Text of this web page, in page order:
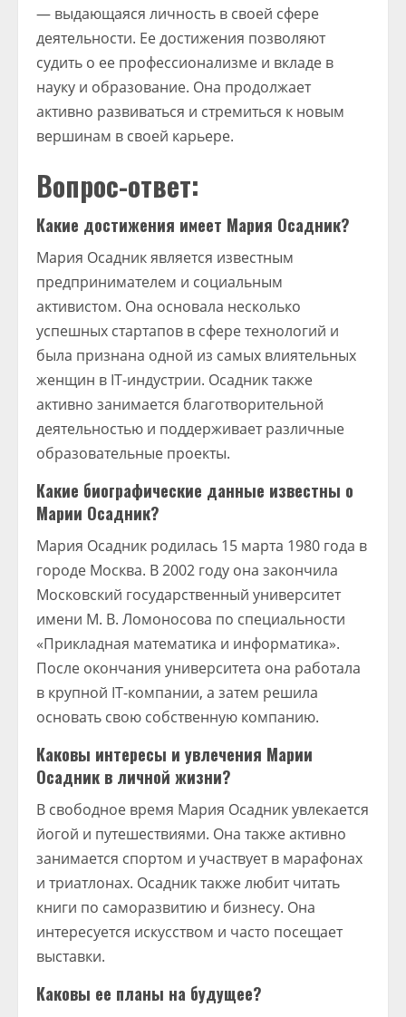
— выдающаяся личность в своей сфере
деятельности. Ее достижения позволяют
судить о ее профессионализме и вкладе в
науку и образование. Она продолжает
активно развиваться и стремиться к новым
вершинам в своей карьере.
Вопрос-ответ:
Какие достижения имеет Мария Осадник?
Мария Осадник является известным
предпринимателем и социальным
активистом. Она основала несколько
успешных стартапов в сфере технологий и
была признана одной из самых влиятельных
женщин в IT-индустрии. Осадник также
активно занимается благотворительной
деятельностью и поддерживает различные
образовательные проекты.
Какие биографические данные известны о
Марии Осадник?
Мария Осадник родилась 15 марта 1980 года в
городе Москва. В 2002 году она закончила
Московский государственный университет
имени М. В. Ломоносова по специальности
«Прикладная математика и информатика».
После окончания университета она работала
в крупной IT-компании, а затем решила
основать свою собственную компанию.
Каковы интересы и увлечения Марии
Осадник в личной жизни?
В свободное время Мария Осадник увлекается
йогой и путешествиями. Она также активно
занимается спортом и участвует в марафонах
и триатлонах. Осадник также любит читать
книги по саморазвитию и бизнесу. Она
интересуется искусством и часто посещает
выставки.
Каковы ее планы на будущее?